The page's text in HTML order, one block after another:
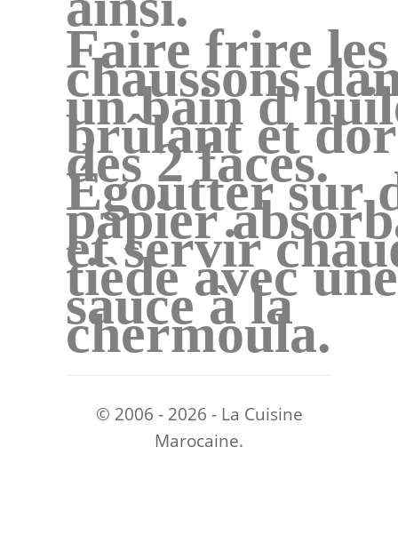
Faire frire les
chaussons
un bain
brûlant et
des 2 faces.
Égoutter sur
papier
et servir
tiède avec une
sauce à la
chermoula.
© 2006 - 2026 - La Cuisine
Marocaine.